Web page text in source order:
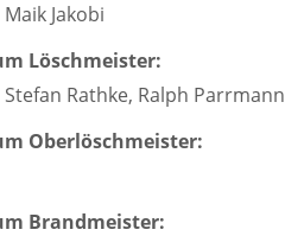
Jakobi
Löschmeister:
Rathke, Ralph Parrmann
Oberlöschmeister:
Brandmeister: